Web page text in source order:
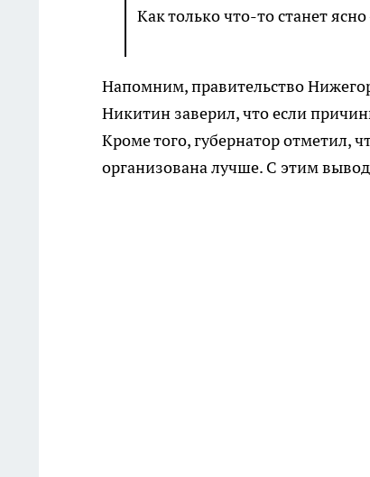
Как только что-то станет
Напомним, правительство
Никитин заверил, что если
Кроме того, губернатор отметил,
организована лучше. С этим